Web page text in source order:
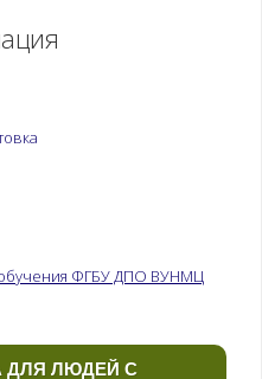
обучения ФГБУ ДПО ВУНМЦ
ДЛЯ ЛЮДЕЙ С